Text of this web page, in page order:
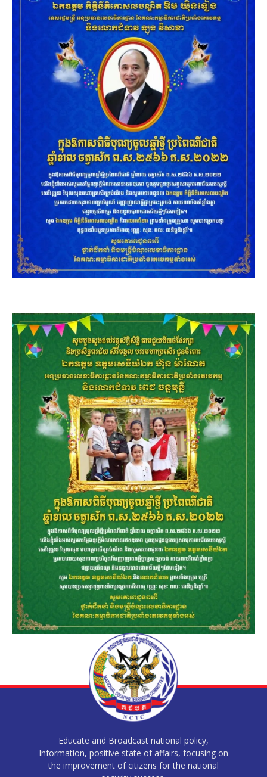
Educate and Broadcast national policy,
Information, positive state of affairs, focusing on
the improvement of citizens for the national